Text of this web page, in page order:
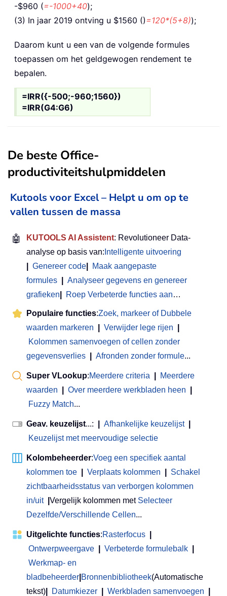
-$960 (=-1000+40);
(3) In jaar 2019 ontving u $1560 ()=120*(5+8));
Daarom kunt u een van de volgende formules
toepassen om het geldgewogen rendement te
bepalen.
=IRR({-500;-960;1560})
=IRR(G4:G6)
De beste Office-
productiviteitshulpmiddelen
Kutools voor Excel – Helpt u om op te
vallen tussen de massa
🤖 KUTOOLS AI Assistent: Revolutioneer Data-
analyse op basis van: Intelligente uitvoering
Genereer code
Maak aangepaste
formules
Analyseer gegevens en genereer
grafieken
Roep Verbeterde functies aan…
Populaire functies:Zoek, markeer of Dubbele
waarden markeren
Verwijder lege rijen
Kolommen samenvoegen of cellen zonder
gegevensverlies
Afronden zonder formule...
Super VLookup:Meerdere criteria
Meerdere
waarden
Over meerdere werkbladen heen
Fuzzy Match...
Geav. keuzelijst...: Afhankelijke keuzelijst
Keuzelijst met meervoudige selectie
Kolombeheerder:Voeg een specifiek aantal
kolommen toe
Verplaats kolommen
Schakel
zichtbaarheidsstatus van verborgen kolommen
in/uit
Vergelijk kolommen met Selecteer
Dezelfde/Verschillende Cellen...
Uitgelichte functies:Rasterfocus
Ontwerpweergave
Verbeterde formulebalk
Werkmap- en
bladbeheerder Bronnenbibliotheek(Automatische
tekst)
Datumkiezer Werkbladen samenvoegen